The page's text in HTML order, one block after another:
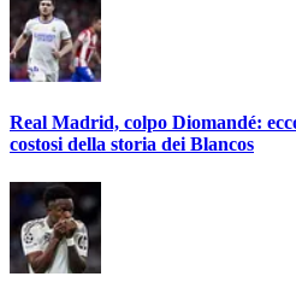
Real Madrid, colpo Diomandé:
costosi della storia dei Blancos